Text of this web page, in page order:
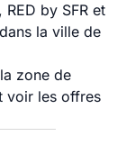
by SFR et
la ville de
zone de
voir les offres